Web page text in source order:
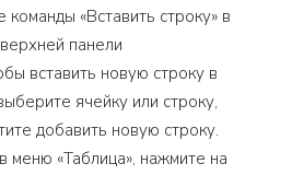
команды «Вставить строку» в
панели
вставить новую строку в
ячейку или строку,
добавить новую строку.
меню «Таблица», нажмите на